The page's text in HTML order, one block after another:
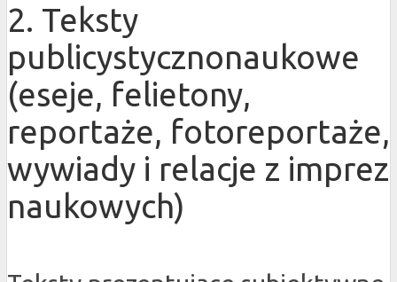
2. Teksty
publicystycznonaukowe
(eseje, felietony,
reportaże, fotoreportaże,
wywiady i relacje z imprez
naukowych)